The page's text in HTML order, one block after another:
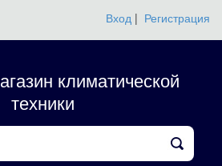
Вход | Регистрация
климатической
техники